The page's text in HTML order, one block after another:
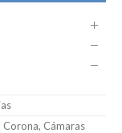
Corona, Cámaras